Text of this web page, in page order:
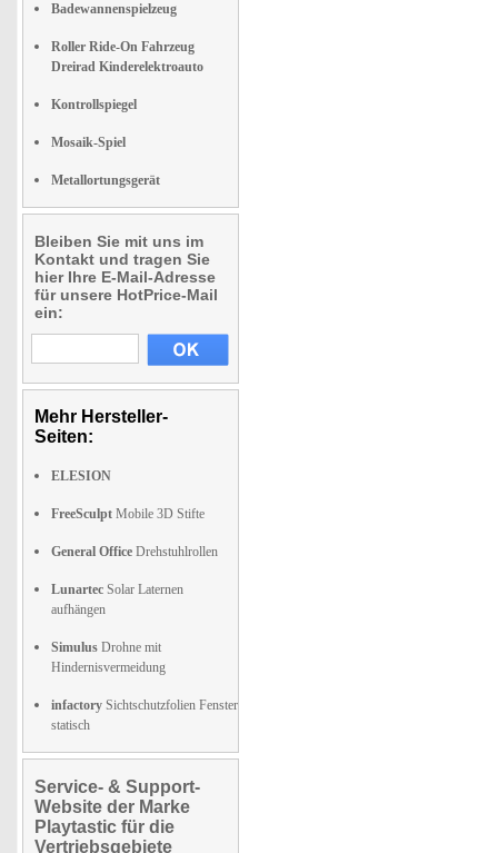
Badewannenspielzeug
Roller Ride-On Fahrzeug
Dreirad Kinderelektroauto
Kontrollspiegel
Mosaik-Spiel
Metallortungsgerät
Bleiben Sie mit uns im
Kontakt und tragen Sie
hier Ihre E-Mail-Adresse
für unsere HotPrice-Mail
ein:
Mehr Hersteller-
Seiten:
ELESION
FreeSculpt Mobile 3D Stifte
General Office Drehstuhlrollen
Lunartec Solar Laternen
aufhängen
Simulus Drohne mit
Hindernisvermeidung
infactory Sichtschutzfolien Fenster
statisch
Service- & Support-
Website der Marke
Playtastic für die
Vertriebsgebiete